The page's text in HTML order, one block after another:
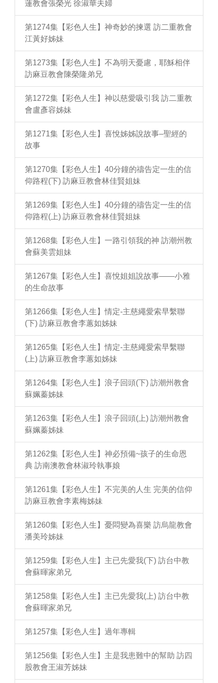
蓮教會張榮光 徐淑華夫婦
第1274集【彩色人生】神奇妙的揀選 訪二重教會
江黃好姊妹
第1273集【彩色人生】不為明天憂慮，耶穌相伴
訪麻豆教會陳榮隆弟兄
第1272集【彩色人生】神以慈愛吸引我 訪二重教
會盧彥容姊妹
第1271集【彩色人生】喜悅姊姊說故事–聖經的
故事
第1270集【彩色人生】40分鐘的禱告定一生的信
仰路程(下) 訪麻豆教會林佳賢姐妹
第1269集【彩色人生】40分鐘的禱告定一生的信
仰路程(上) 訪麻豆教會林佳賢姐妹
第1268集【彩色人生】一路引領我的神 訪潮州教
會蘇美雲姐妹
第1267集【彩色人生】喜悅姐姐說故事——小雅
的生命故事
第1266集【彩色人生】情定-主慈繩愛索早繫聯
(下) 訪麻豆教會李蕙如姊妹
第1265集【彩色人生】情定-主慈繩愛索早繫聯
(上) 訪麻豆教會李蕙如姊妹
第1264集【彩色人生】浪子回頭(下) 訪潮州教會
蘇姵蓁姊妹
第1263集【彩色人生】浪子回頭(上) 訪潮州教會
蘇姵蓁姊妹
第1262集【彩色人生】神必預備~孩子的生命恩
典 訪南澳教會林淑玲執事娘
第1261集【彩色人生】不完美的人生 完美的信仰
訪麻豆教會李素梅姊妹
第1260集【彩色人生】憂悶變為喜樂 訪烏龍教會
潘美玲姊妹
第1259集【彩色人生】主已先愛我(下) 訪台中教
會蘇暉家弟兄
第1258集【彩色人生】主已先愛我(上) 訪台中教
會蘇暉家弟兄
第1257集【彩色人生】過年專輯
第1256集【彩色人生】主是我患難中的幫助 訪四
股教會王淑芳姊妹